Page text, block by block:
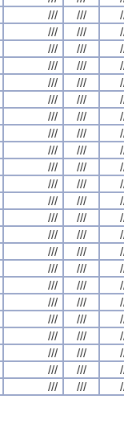
/// ///
/// ///
/// ///
/// ///
/// ///
/// ///
/// ///
/// ///
/// ///
/// ///
/// ///
/// ///
/// ///
/// ///
/// ///
/// ///
/// ///
/// ///
/// ///
/// ///
/// ///
/// ///
/// ///